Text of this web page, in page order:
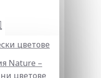
цветове
Nature –
цветове